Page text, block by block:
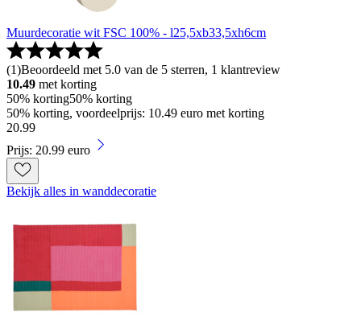
Muurdecoratie wit FSC 100% - l25,5xb33,5xh6cm
(1)Beoordeeld met 5.0 van de 5 sterren, 1 klantreview
10.49 met korting
50% korting50% korting
50% korting, voordeelprijs: 10.49 euro met korting
20.99
Prijs: 20.99 euro
Bekijk alles in wanddecoratie